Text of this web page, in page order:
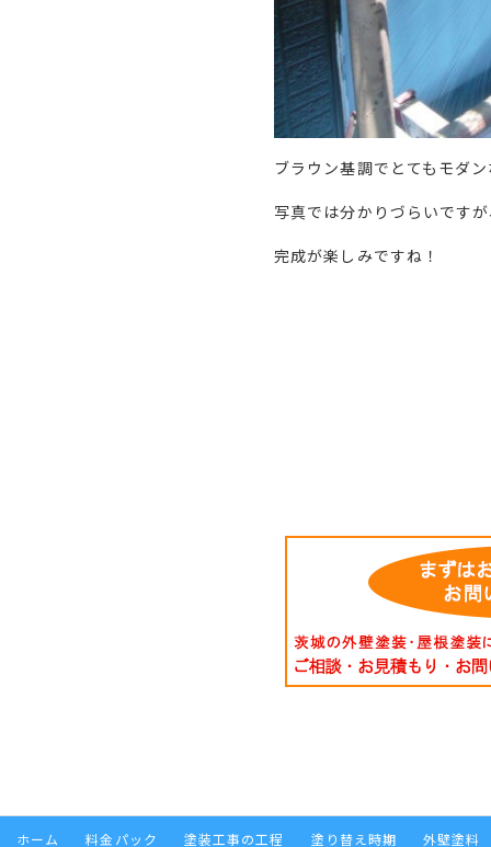
ブラウン基調でとてもモダ
写真では分かりづらいです
完成が楽しみですね！
ホーム 料金パック 塗装工事の工程 塗り替え時期 外壁塗料